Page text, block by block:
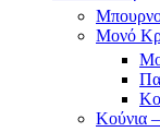
Μονό
Κούνια